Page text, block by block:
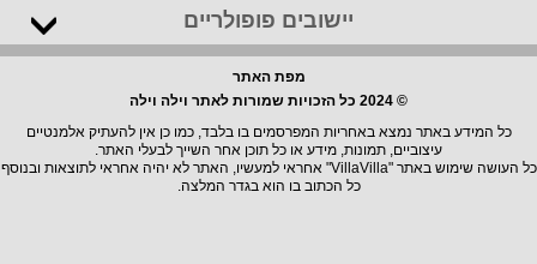
יישובים פופולריים
מפת האתר
© 2024 כל הזכויות שמורות לאתר וילה וילה
כל המידע באתר נמצא באחריות המפרסמים בו בלבד, כמו כן אין להעתיק אלמנטיים
עיצוביים, תמונות, מידע או כל תוכן אחר השייך לבעלי האתר.
כל העושה שימוש באתר "VillaVilla" אחראי למעשיו, האתר לא יהיה אחראי לתוצאות ובנוסף
כל הכתוב בו הוא בגדר המלצה.